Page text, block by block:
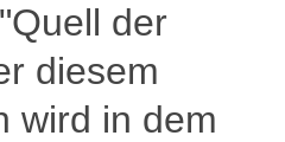
der
diesem
wird in dem